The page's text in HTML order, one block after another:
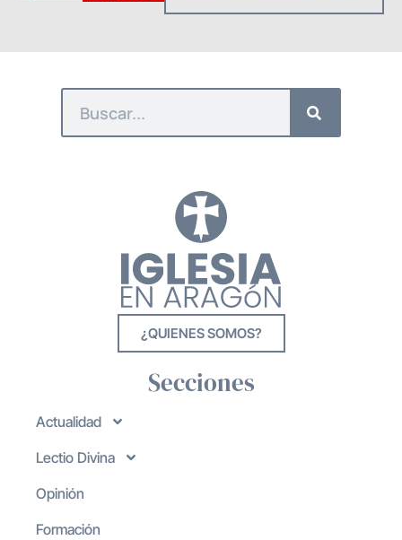
¿QUIENES SOMOS?
Secciones
Actualidad
Lectio Divina
Opinión
Formación